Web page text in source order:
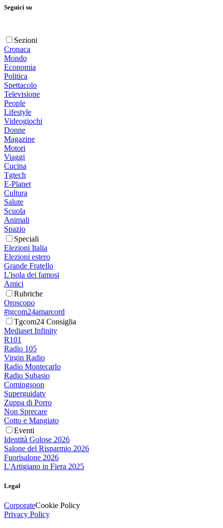
Seguici su
Sezioni
Cronaca
Mondo
Economia
Politica
Spettacolo
Televisione
People
Lifestyle
Videogiochi
Donne
Magazine
Motori
Viaggi
Cucina
Tgtech
E-Planet
Cultura
Salute
Scuola
Animali
Spazio
Speciali
Elezioni Italia
Elezioni estero
Grande Fratello
L'isola dei famosi
Amici
Rubriche
Oroscopo
#tgcom24amarcord
Tgcom24 Consiglia
Mediaset Infinity
R101
Radio 105
Virgin Radio
Radio Montecarlo
Radio Subasio
Comingsoon
Superguidatv
Zuppa di Porro
Non Sprecare
Cotto e Mangiato
Eventi
Identità Golose 2026
Salone del Risparmio 2026
Fuorisalone 2026
L'Artigiano in Fiera 2025
Legal
CorporateCookie Policy
Privacy Policy